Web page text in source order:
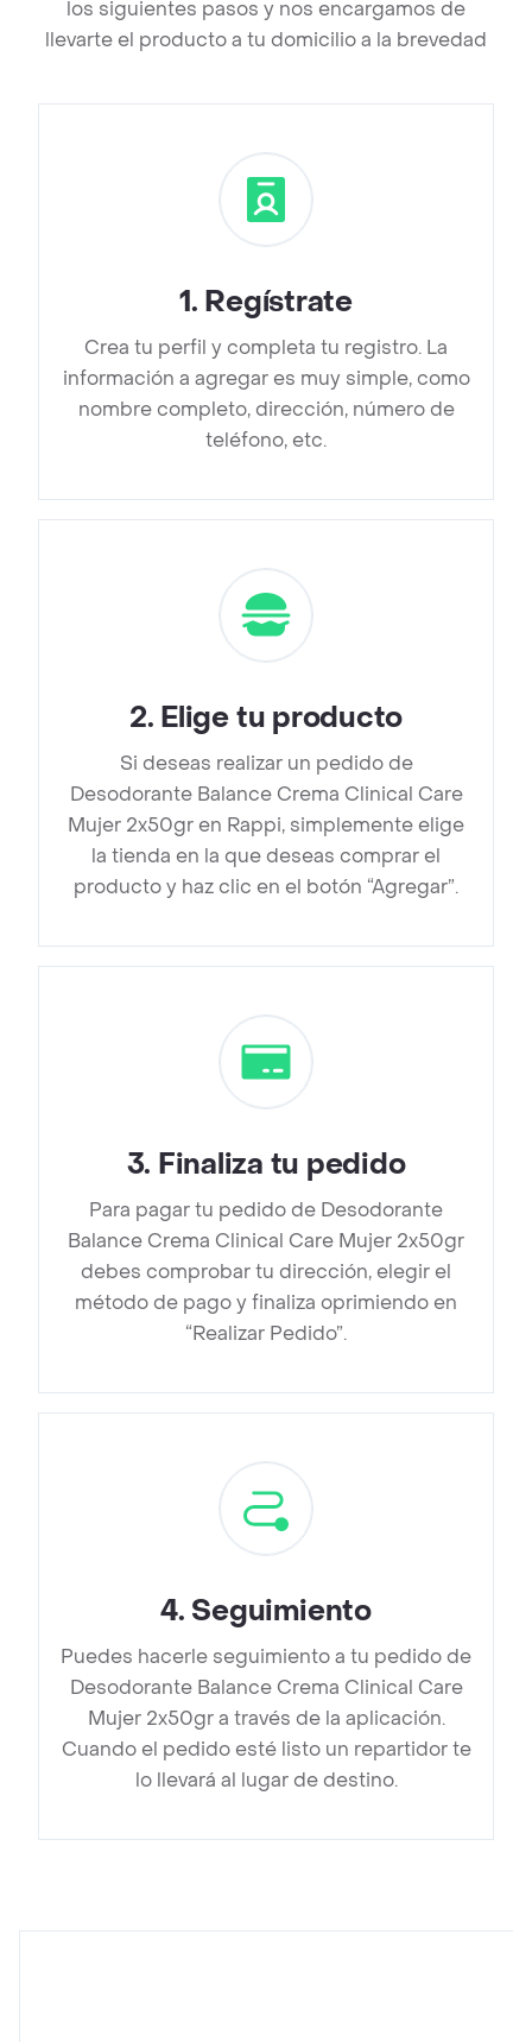
los siguientes pasos y nos encargamos de
llevarte el producto a tu domicilio a la brevedad
1. Regístrate
Crea tu perfil y completa tu registro. La
información a agregar es muy simple, como
nombre completo, dirección, número de
teléfono, etc.
2. Elige tu producto
Si deseas realizar un pedido de
Desodorante Balance Crema Clinical Care
Mujer 2x50gr en Rappi, simplemente elige
la tienda en la que deseas comprar el
producto y haz clic en el botón “Agregar”.
3. Finaliza tu pedido
Para pagar tu pedido de Desodorante
Balance Crema Clinical Care Mujer 2x50gr
debes comprobar tu dirección, elegir el
método de pago y finaliza oprimiendo en
“Realizar Pedido”.
4. Seguimiento
Puedes hacerle seguimiento a tu pedido de
Desodorante Balance Crema Clinical Care
Mujer 2x50gr a través de la aplicación.
Cuando el pedido esté listo un repartidor te
lo llevará al lugar de destino.